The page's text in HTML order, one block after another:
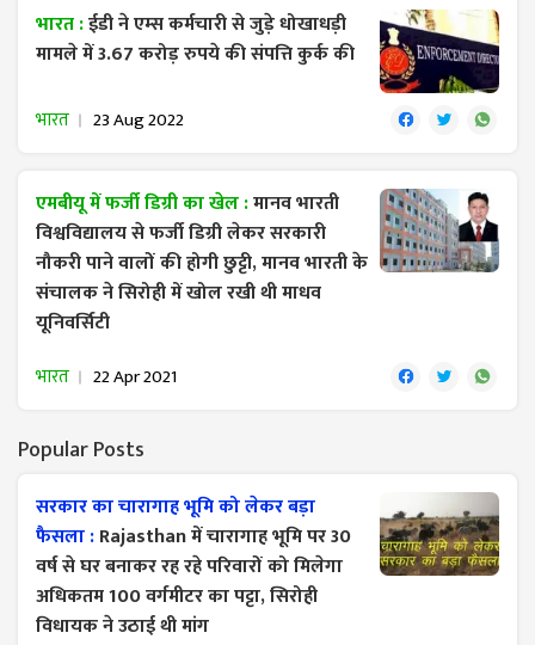
भारत :ईडी ने एम्स कर्मचारी से जुड़े धोखाधड़ी
मामले में 3.67 करोड़ रुपये की संपत्ति कुर्क की
भारत 23 Aug 2022
एमबीयू में फर्जी डिग्री का खेल :मानव भारती
विश्वविद्यालय से फर्जी डिग्री लेकर सरकारी
नौकरी पाने वालों की होगी छुट्टी, मानव भारती के
संचालक ने सिरोही में खोल रखी थी माधव
यूनिवर्सिटी
भारत 22 Apr 2021
Popular Posts
सरकार का चारागाह भूमि को लेकर बड़ा
फैसला :Rajasthan में चारागाह भूमि पर 30
वर्ष से घर बनाकर रह रहे परिवारों को मिलेगा
अधिकतम 100 वर्गमीटर का पट्टा, सिरोही
विधायक ने उठाई थी मांग